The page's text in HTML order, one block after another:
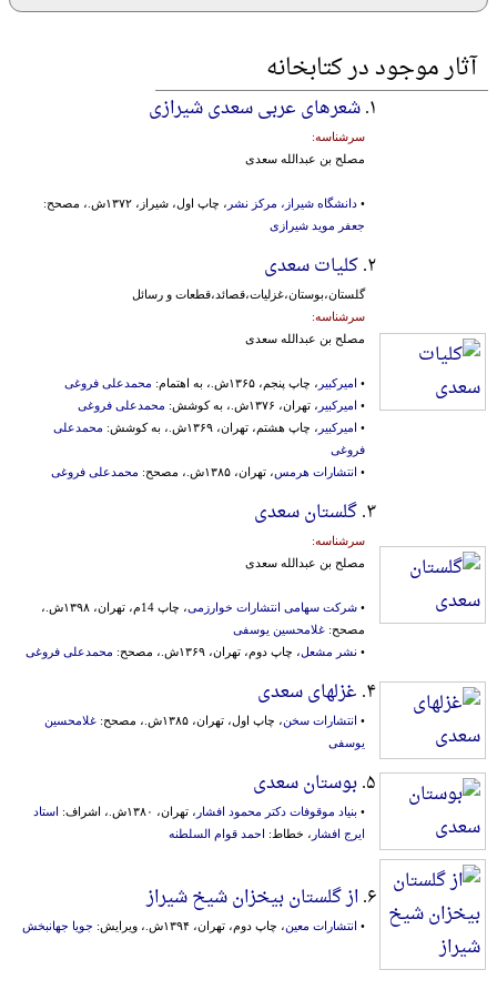
آثار موجود در کتابخانه
۱. شعرهای عربی سعدی شیرازی
سرشناسه:
مصلح بن عبدالله سعدی
• دانشگاه شیراز، مرکز نشر ، چاپ اول، شیراز، ۱۳۷۲ش.، مصحح:
جعفر موید شیرازی
۲. کلیات سعدی
گلستان،بوستان،غزلیات،قصائد،قطعات و رسائل
سرشناسه:
مصلح بن عبدالله سعدی
• امیرکبیر ، چاپ پنجم، ۱۳۶۵ش.، به اهتمام:
محمدعلی فروغی
• امیرکبیر ، تهران، ۱۳۷۶ش.، به کوشش:
محمدعلی فروغی
• امیرکبیر ، چاپ هشتم، تهران، ۱۳۶۹ش.، به کوشش:
محمدعلی
فروغی
• انتشارات هرمس، تهران، ۱۳۸۵ش.، مصحح: محمدعلی فروغی
۳. گلستان سعدی
سرشناسه:
مصلح بن عبدالله سعدی
• شرکت سهامی انتشارات خوارزمی
، چاپ 14م، تهران، ۱۳۹۸ش.،
مصحح: غلامحسین یوسفی
• نشر مشعل، چاپ دوم، تهران، ۱۳۶۹ش.، مصحح: محمدعلی فروغی
۴. غزلهای سعدی
• انتشارات سخن، چاپ اول، تهران، ۱۳۸۵ش.، مصحح:
غلامحسین
یوسفی
۵. بوستان سعدی
• بنیاد موقوفات دکتر محمود افشار ، تهران، ۱۳۸۰ش.، اشراف:
استاد
ایرج افشار ، خطاط: احمد قوام السلطنه
۶. از گلستان بیخزان شیخ شیراز
• انتشارات معین، چاپ دوم، تهران، ۱۳۹۴ش.، ویرایش: جویا جهانبخش